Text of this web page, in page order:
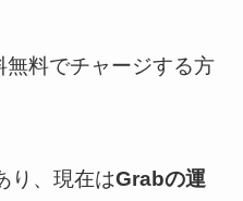
料でチャージする方
り、現在はGrabの運